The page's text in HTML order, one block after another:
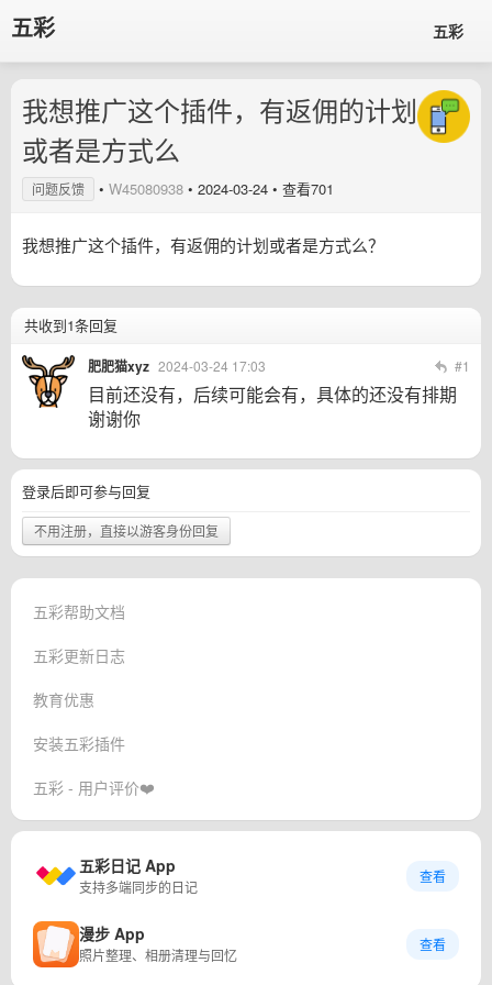
五彩 五彩
我想推广这个插件，有返佣的计划
或者是方式么
问题反馈 • W45080938 • 2024-03-24 • 查看701
我想推广这个插件，有返佣的计划或者是方式么？
共收到1条回复
肥肥猫xyz 2024-03-24 17:03 #1
目前还没有，后续可能会有，具体的还没有排期
谢谢你
登录后即可参与回复
不用注册，直接以游客身份回复
五彩帮助文档
五彩更新日志
教育优惠
安装五彩插件
五彩 - 用户评价❤️
五彩日记 App
支持多端同步的日记
查看
漫步 App
照片整理、相册清理与回忆
查看